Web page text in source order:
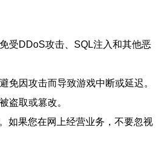
受DDoS攻击、SQL注入和其他恶
因攻击而导致游戏中断或延迟。
盗取或篡改。
如果您在网上经营业务，不要忽视